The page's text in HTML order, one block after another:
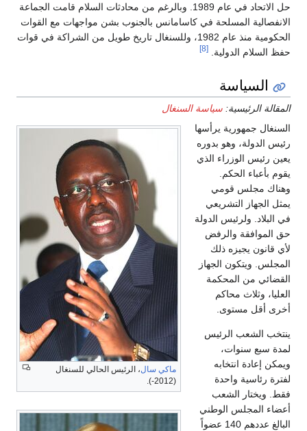
حل الاتحاد في عام 1989. وبالرغم من محادثات السلام قامت الجماعة
الانفصالية المسلحة في كاسامانس بالجنوب بشن مواجهات مع القوات
الحكومية منذ عام 1982، وللسنغال تاريخ طويل من الشراكة في قوات
حفظ السلام الدولية.
[8]
السياسة
المقالة الرئيسية: سياسة السنغال
ماكي سال، الرئيس الحالي للسنغال
(2012-).
السنغال جمهورية يرأسها
رئيس الدولة، وهو بدوره
يعين رئيس الوزراء الذي
يقوم بأعباء الحكم.
وهناك مجلس قومي
يمثل الجهاز التشريعي
في البلاد. ولرئيس الدولة
حق الموافقة والرفض
لأي قانون يجيزه ذلك
المجلس. ويتكون الجهاز
القضائي من المحكمة
العليا، وثلاث محاكم
أخرى أقل مستوى.
ينتخب الشعب الرئيس
لمدة سبع سنوات،
ويمكن إعادة انتخابه
لفترة رئاسية واحدة
فقط. ويختار الشعب
أعضاء المجلس الوطني
البالغ عددهم 140 عضواً